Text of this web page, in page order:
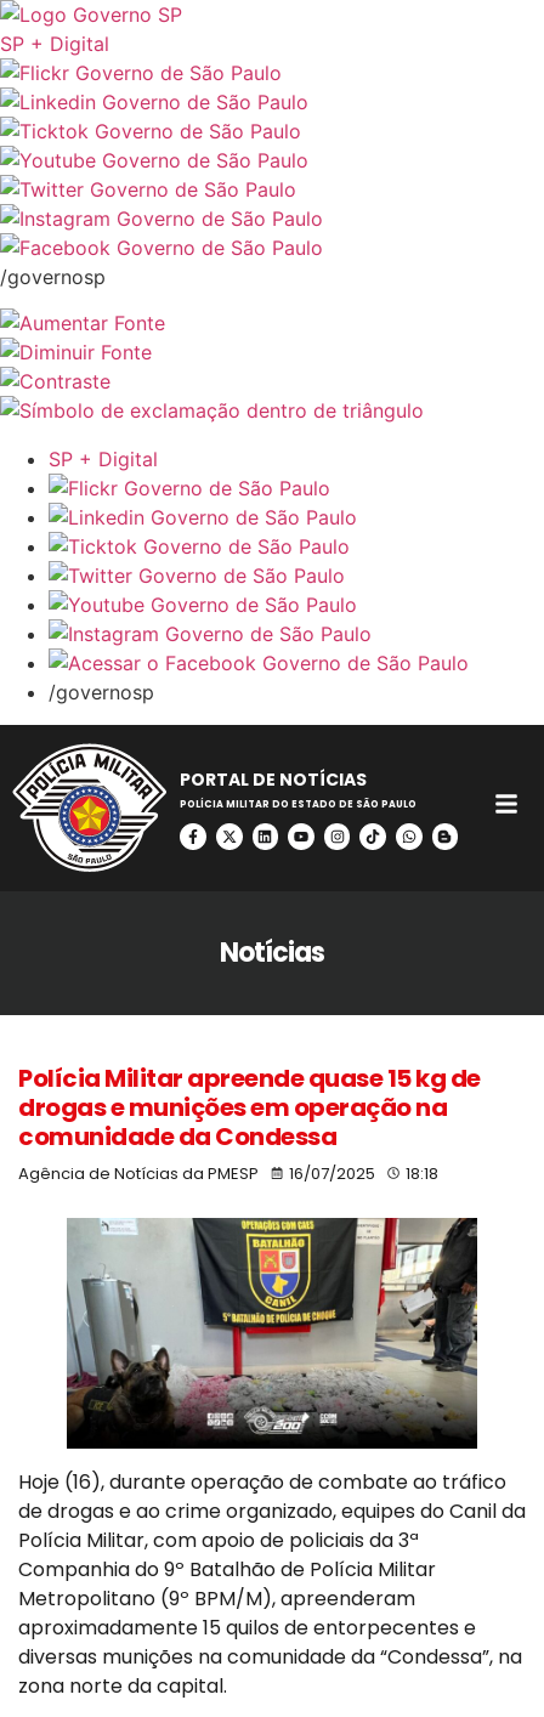
SP + Digital
/governosp
SP + Digital
/governosp
PORTAL DE NOTÍCIAS
POLÍCIA MILITAR DO ESTADO DE SÃO PAULO
Notícias
Polícia Militar apreende quase 15 kg de
drogas e munições em operação na
comunidade da Condessa
Agência de Notícias da PMESP 16/07/2025 18:18
Hoje (16), durante operação de combate ao tráfico
de drogas e ao crime organizado, equipes do Canil da
Polícia Militar, com apoio de policiais da 3ª
Companhia do 9º Batalhão de Polícia Militar
Metropolitano (9º BPM/M), apreenderam
aproximadamente 15 quilos de entorpecentes e
diversas munições na comunidade da “Condessa”, na
zona norte da capital.